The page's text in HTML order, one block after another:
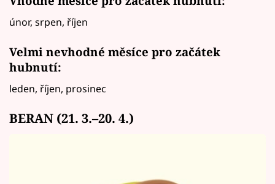
únor, srpen, říjen
Velmi nevhodné měsíce pro začátek
hubnutí:
leden, říjen, prosinec
BERAN (21. 3.–20. 4.)